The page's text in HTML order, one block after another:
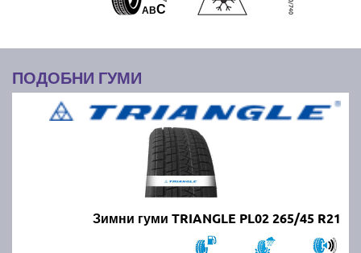
ABC
ПОДОБНИ ГУМИ
Зимни гуми TRIANGLE PL02 265/45 R21